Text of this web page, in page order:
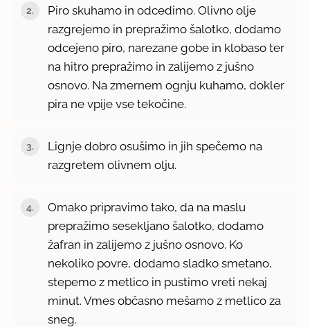
Piro skuhamo in odcedimo. Olivno olje
razgrejemo in prepražimo šalotko, dodamo
odcejeno piro, narezane gobe in klobaso ter
na hitro prepražimo in zalijemo z jušno
osnovo. Na zmernem ognju kuhamo, dokler
pira ne vpije vse tekočine.
Lignje dobro osušimo in jih spečemo na
razgretem olivnem olju.
Omako pripravimo tako, da na maslu
prepražimo sesekljano šalotko, dodamo
žafran in zalijemo z jušno osnovo. Ko
nekoliko povre, dodamo sladko smetano,
stepemo z metlico in pustimo vreti nekaj
minut. Vmes občasno mešamo z metlico za
sneg.